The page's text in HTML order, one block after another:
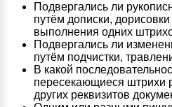
Подвергались ли
путём дописки,
выполнения одних
Подвергались ли
путём подчистки,
В какой
пересекающиеся штрихи
других реквизитов